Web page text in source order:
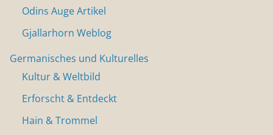
Odins Auge Artikel
Gjallarhorn Weblog
Germanisches und Kulturelles
Kultur & Weltbild
Erforscht & Entdeckt
Hain & Trommel